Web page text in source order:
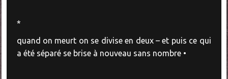
*
quand on meurt on se divise en deux – et puis ce qui
a été séparé se brise à nouveau sans nombre •